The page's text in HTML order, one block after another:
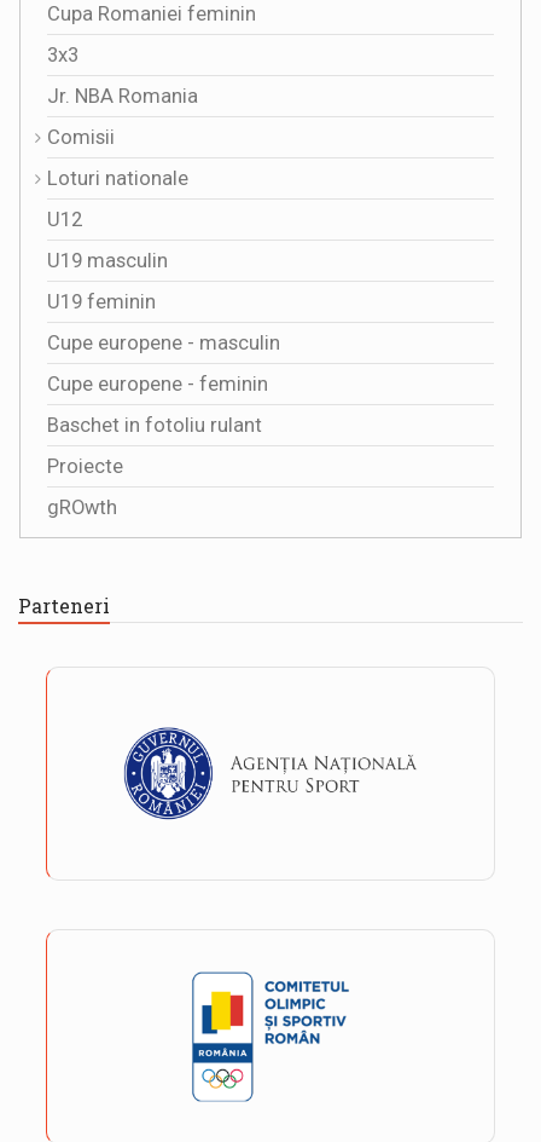
Cupa Romaniei feminin
3x3
Jr. NBA Romania
Comisii
Loturi nationale
U12
U19 masculin
U19 feminin
Cupe europene - masculin
Cupe europene - feminin
Baschet in fotoliu rulant
Proiecte
gROwth
Parteneri